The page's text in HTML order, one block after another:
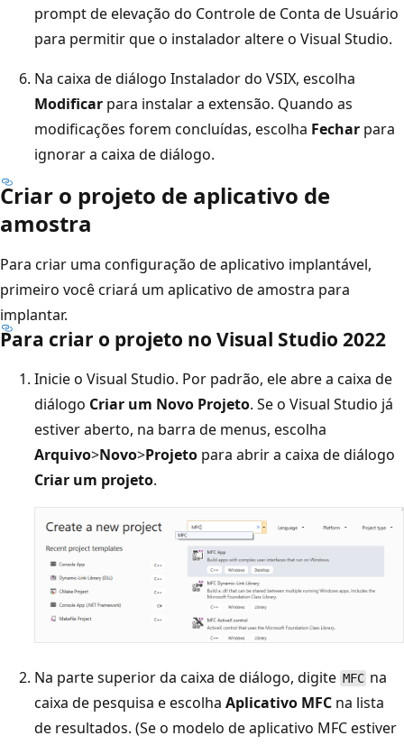
prompt de elevação do Controle de Conta de Usuário
para permitir que o instalador altere o Visual Studio.
Na caixa de diálogo Instalador do VSIX, escolha
Modificar para instalar a extensão. Quando as
modificações forem concluídas, escolha Fechar para
ignorar a caixa de diálogo.
Criar o projeto de aplicativo de
amostra
Para criar uma configuração de aplicativo implantável,
primeiro você criará um aplicativo de amostra para
implantar.
Para criar o projeto no Visual Studio 2022
Inicie o Visual Studio. Por padrão, ele abre a caixa de
diálogo Criar um Novo Projeto. Se o Visual Studio já
estiver aberto, na barra de menus, escolha
Arquivo>Novo>Projeto para abrir a caixa de diálogo
Criar um projeto.
Na parte superior da caixa de diálogo, digite MFC na
caixa de pesquisa e escolha Aplicativo MFC na lista
de resultados. (Se o modelo de aplicativo MFC estiver